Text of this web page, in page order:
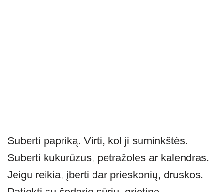
Suberti papriką. Virti, kol ji suminkštės.
Suberti kukurūzus, petražoles ar kalendras.
Jeigu reikia, įberti dar prieskonių, druskos.